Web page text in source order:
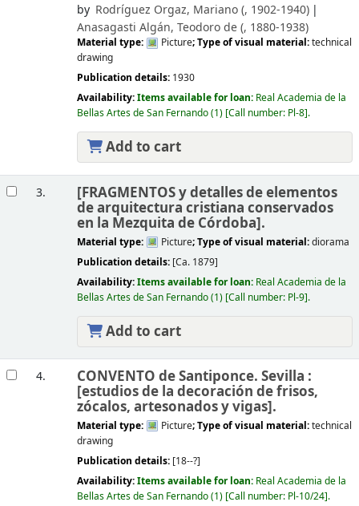
by Rodríguez Orgaz, Mariano (, 1902-1940)
Anasagasti Algán, Teodoro de (, 1880-1938)
Material type: Picture; Type of visual material:technical
drawing
Publication details: 1930
Availability:Items available for loan: Real Academia de la
Bellas Artes de San Fernando(1) Call number: Pl-8 .
Add to cart
3. [FRAGMENTOS y detalles de elementos
de arquitectura cristiana conservados
en la Mezquita de Córdoba].
Material type: Picture; Type of visual material:diorama
Publication details: [Ca. 1879]
Availability:Items available for loan: Real Academia de la
Bellas Artes de San Fernando(1) Call number: Pl-9 .
Add to cart
4. CONVENTO de Santiponce. Sevilla :
[estudios de la decoración de frisos,
zócalos, artesonados y vigas].
Material type: Picture; Type of visual material:technical
drawing
Publication details: [18--?]
Availability:Items available for loan: Real Academia de la
Bellas Artes de San Fernando(1) Call number: Pl-10/24 .